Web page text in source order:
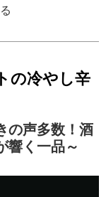
の冷やし辛
の声多数！酒
響く一品～